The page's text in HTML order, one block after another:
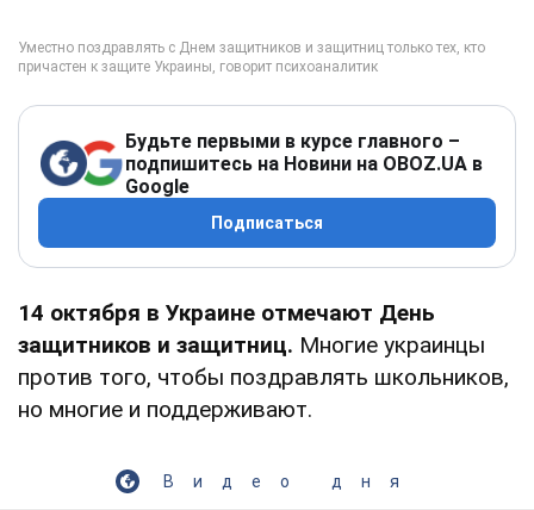
Будьте первыми в курсе главного –
подпишитесь на Новини на OBOZ.UA в
Google
Подписаться
14 октября в Украине отмечают День
защитников и защитниц. Многие украинцы
против того, чтобы поздравлять школьников,
но многие и поддерживают.
Видео дня